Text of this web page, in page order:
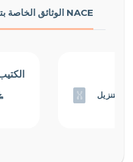
الوثائق الخاصة بتحليل ال NACE
التنزيل